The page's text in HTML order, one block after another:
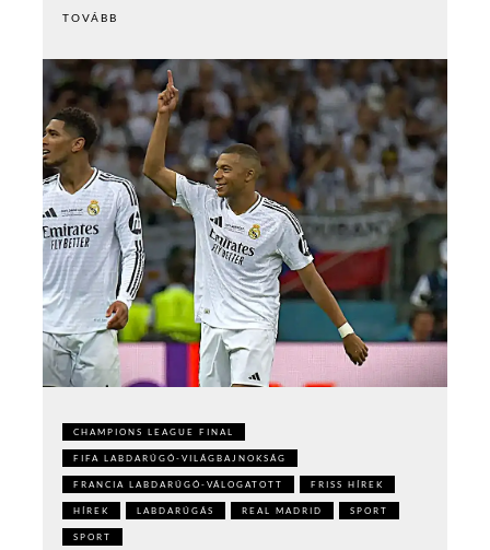
TOVÁBB
CHAMPIONS LEAGUE FINAL
FIFA LABDARÚGÓ-VILÁGBAJNOKSÁG
FRANCIA LABDARÚGÓ-VÁLOGATOTT FRISS HÍREK
HÍREK LABDARÚGÁS REAL MADRID SPORT
SPORT